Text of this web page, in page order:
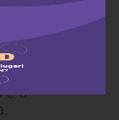
entre as
400 horas,
tem
três
e a